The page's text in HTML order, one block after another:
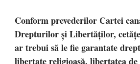
Conform prevederilor Cartei
Drepturilor și Libertăților,
ar trebui să le fie garantate
libertate religioasă, libertatea